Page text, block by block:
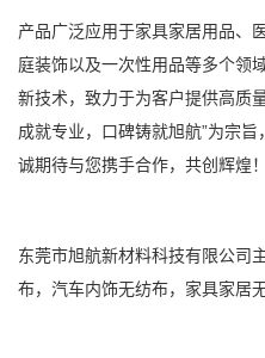
产品广泛应用于家具家居用品、
庭装饰以及一次性用品等多个领
新技术，致力于为客户提供高质
成就专业，口碑铸就旭航”为宗
诚期待与您携手合作，共创辉煌！
东莞市旭航新材料科技有限公司
布， 汽车内饰无纺布， 家具家居